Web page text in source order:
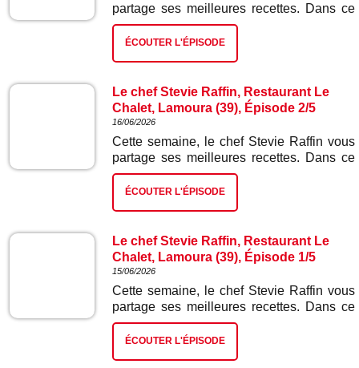
partage ses meilleures recettes. Dans ce
troisième épisode : fondue suisse.
ÉCOUTER L'ÉPISODE
Le chef Stevie Raffin, Restaurant Le
Chalet, Lamoura (39), Épisode 2/5
16/06/2026
Cette semaine, le chef Stevie Raffin vous
partage ses meilleures recettes. Dans ce
deuxième épisode : vol au vent sauce
morilles.
ÉCOUTER L'ÉPISODE
Le chef Stevie Raffin, Restaurant Le
Chalet, Lamoura (39), Épisode 1/5
15/06/2026
Cette semaine, le chef Stevie Raffin vous
partage ses meilleures recettes. Dans ce
premier épisode : pizza Gextrême à la
poire et bleu de Gex.
ÉCOUTER L'ÉPISODE